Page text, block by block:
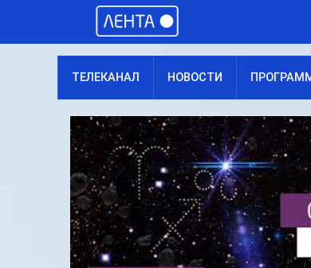
ТЕЛЕКАНАЛ НОВОСТИ